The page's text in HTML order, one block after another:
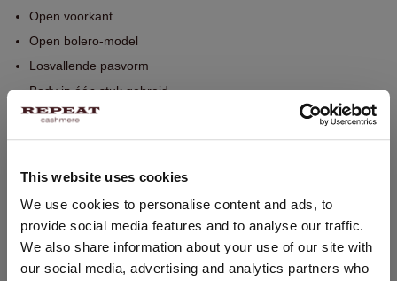
This website uses cookies
We use cookies to personalise content and ads, to
provide social media features and to analyse our traffic.
We also share information about your use of our site with
our social media, advertising and analytics partners who
Open voorkant
Open bolero-model
Losvallende pasvorm
Body in één stuk gebreid
Handwas, chemisch reinigen mogelijk
100% Organisch Cashmere (GOTS-gecertificeerd)
PASVORMLAND WIJZIGEN
U bezoekt Repeat cashmere vanuit Nederland (€). Wilt u uw
land wijzigen?